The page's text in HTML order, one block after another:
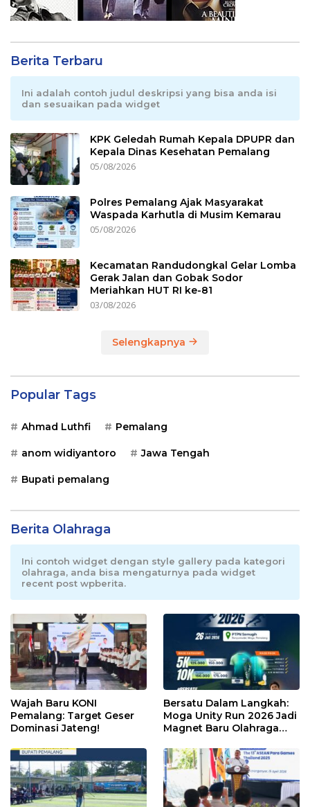
Berita Terbaru
Ini adalah contoh judul deskripsi yang bisa anda isi
dan sesuaikan pada widget
KPK Geledah Rumah Kepala DPUPR dan
Kepala Dinas Kesehatan Pemalang
05/08/2026
Polres Pemalang Ajak Masyarakat
Waspada Karhutla di Musim Kemarau
05/08/2026
Kecamatan Randudongkal Gelar Lomba
Gerak Jalan dan Gobak Sodor
Meriahkan HUT RI ke-81
03/08/2026
Selengkapnya
Popular Tags
Ahmad Luthfi Pemalang
anom widiyantoro Jawa Tengah
Bupati pemalang
Berita Olahraga
Ini contoh widget dengan style gallery pada kategori
olahraga, anda bisa mengaturnya pada widget
recent post wpberita.
Wajah Baru KONI
Pemalang: Target Geser
Dominasi Jateng!
Bersatu Dalam Langkah:
Moga Unity Run 2026 Jadi
Magnet Baru Olahraga